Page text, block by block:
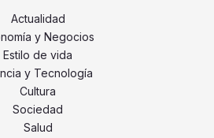
Actualidad
y Negocios
Estilo de vida
y Tecnología
Cultura
Sociedad
Salud